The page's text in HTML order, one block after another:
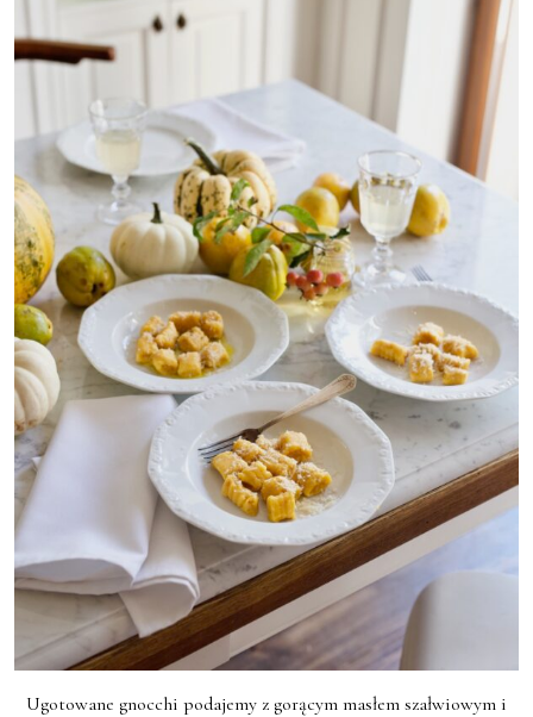
Ugotowane gnocchi podajemy z gorącym masłem szałwiowym i